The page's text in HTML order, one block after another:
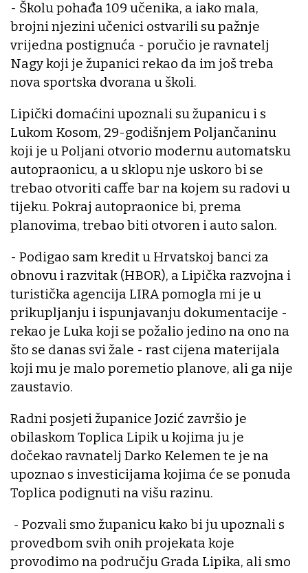
- Školu pohađa 109 učenika, a iako mala,
brojni njezini učenici ostvarili su pažnje
vrijedna postignuća - poručio je ravnatelj
Nagy koji je županici rekao da im još treba
nova sportska dvorana u školi.
Lipički domaćini upoznali su županicu i s
Lukom Kosom, 29-godišnjem Poljančaninu
koji je u Poljani otvorio modernu automatsku
autopraonicu, a u sklopu nje uskoro bi se
trebao otvoriti caffe bar na kojem su radovi u
tijeku. Pokraj autopraonice bi, prema
planovima, trebao biti otvoren i auto salon.
- Podigao sam kredit u Hrvatskoj banci za
obnovu i razvitak (HBOR), a Lipička razvojna i
turistička agencija LIRA pomogla mi je u
prikupljanju i ispunjavanju dokumentacije -
rekao je Luka koji se požalio jedino na ono na
što se danas svi žale - rast cijena materijala
koji mu je malo poremetio planove, ali ga nije
zaustavio.
Radni posjeti županice Jozić završio je
obilaskom Toplica Lipik u kojima ju je
dočekao ravnatelj Darko Kelemen te je na
upoznao s investicijama kojima će se ponuda
Toplica podignuti na višu razinu.
- Pozvali smo županicu kako bi ju upoznali s
provedbom svih onih projekata koje
provodimo na području Grada Lipika, ali smo